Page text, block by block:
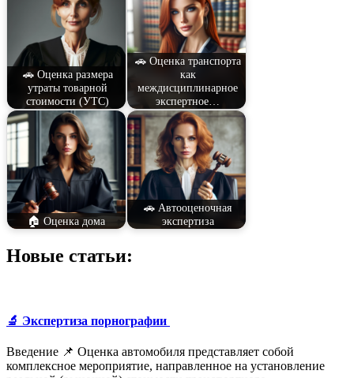
🚗 Оценка размера
утраты товарной
стоимости (УТС)
🚗 Оценка транспорта
как
междисциплинарное
экспертное…
🏠 Оценка дома
🚗 Автооценочная
экспертиза
Новые статьи:
🔬 Экспертиза порнографии
Введение 📌 Оценка автомобиля представляет собой
комплексное мероприятие, направленное на установление